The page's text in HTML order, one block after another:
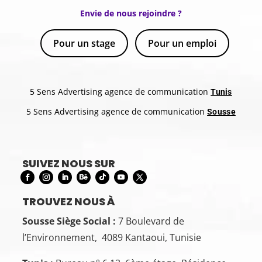
Envie de nous rejoindre ?
Pour un stage Pour un emploi
5 Sens Advertising agence de communicationTunis
5 Sens Advertising agence de communicationSousse
SUIVEZ NOUS SUR
TROUVEZ NOUS À
Sousse Siège Social : 7 Boulevard de
l’Environnement, 4089 Kantaoui, Tunisie